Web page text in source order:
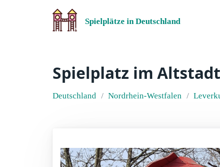
Spielplätze in Deutschland
Spielplatz im
Deutschland Nordrhein-Westfalen